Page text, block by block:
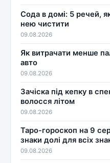
Сода в домі: 5 речей,
нею чистити
09.08.2026
Як витрачати менше
авто
09.08.2026
Зачіска під кепку в
волосся літом
09.08.2026
Таро-гороскоп на 9
знаки долі для всіх
09.08.2026